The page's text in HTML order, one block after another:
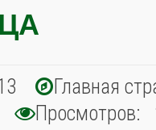
Главная
Просмотров: